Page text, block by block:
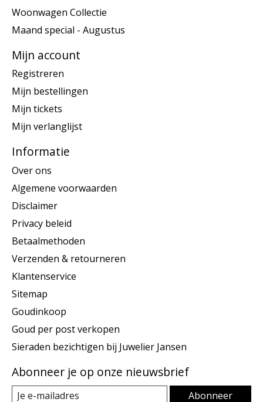
Woonwagen Collectie
Maand special - Augustus
Mijn account
Registreren
Mijn bestellingen
Mijn tickets
Mijn verlanglijst
Informatie
Over ons
Algemene voorwaarden
Disclaimer
Privacy beleid
Betaalmethoden
Verzenden & retourneren
Klantenservice
Sitemap
Goudinkoop
Goud per post verkopen
Sieraden bezichtigen bij Juwelier Jansen
Abonneer je op onze nieuwsbrief
Abonneer